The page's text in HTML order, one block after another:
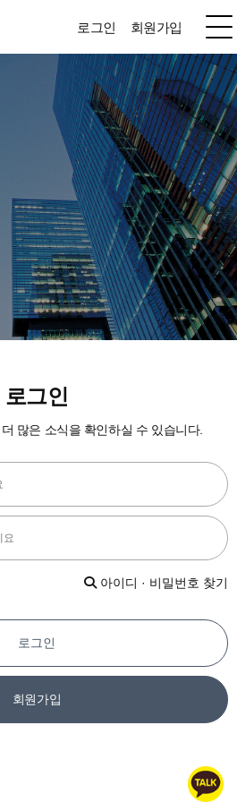
로그인 회원가입
로그인
많은 소식을 확인하실 수 있습니다.
아이디 · 비밀번호 찾기
로그인
회원가입